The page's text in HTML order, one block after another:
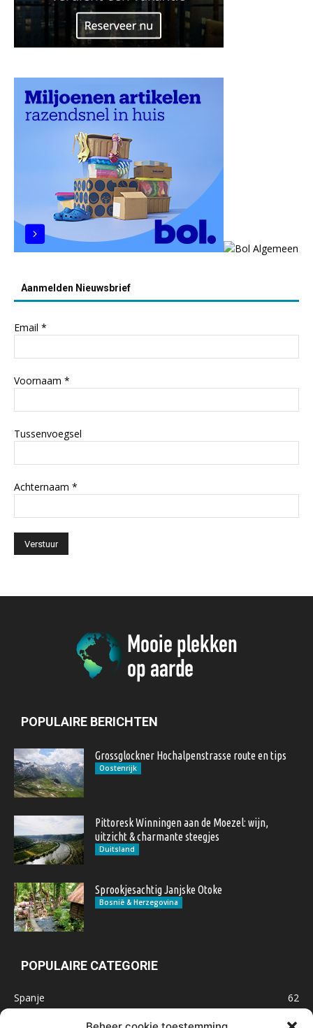
Aanmelden Nieuwsbrief
Email *
Voornaam *
Tussenvoegsel
Achternaam *
POPULAIRE BERICHTEN
Grossglockner Hochalpenstrasse route en tips
Oostenrijk
Pittoresk Winningen aan de Moezel: wijn,
uitzicht & charmante steegjes
Duitsland
Sprookjesachtig Janjske Otoke
Bosnië & Herzegovina
POPULAIRE CATEGORIE
Spanje
62
47